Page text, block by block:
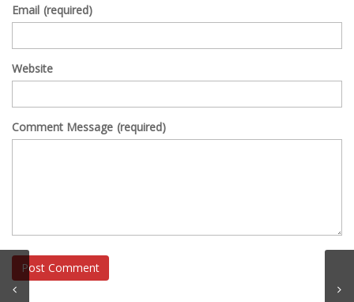
Email (required)
Website
Comment Message (required)
Post Comment